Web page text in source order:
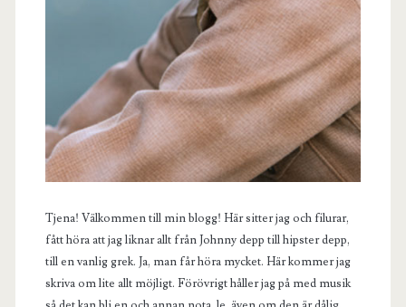
Tjena! Välkommen till min blogg! Här sitter jag och filurar,
fått höra att jag liknar allt från Johnny depp till hipster depp,
till en vanlig grek. Ja, man får höra mycket. Här kommer jag
skriva om lite allt möjligt. Förövrigt håller jag på med musik